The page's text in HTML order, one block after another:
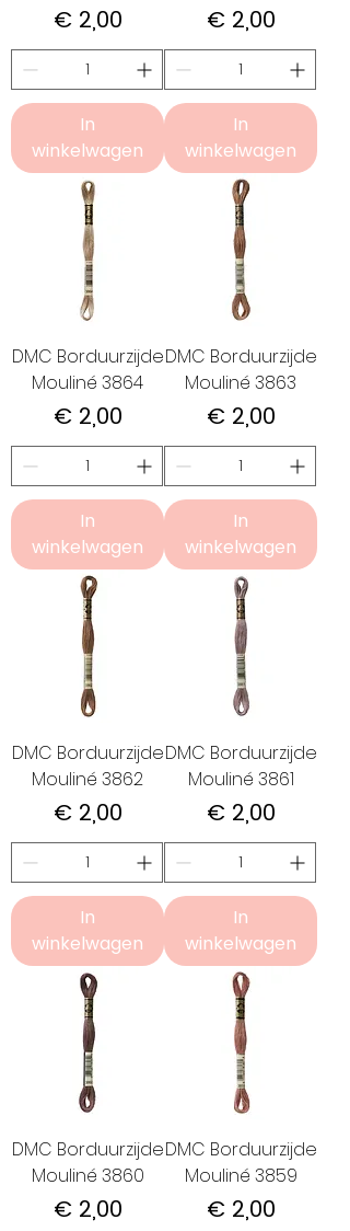
Prijs
€ 2,00
In
winkelwagen
Prijs
€ 2,00
In
winkelwagen
DMC Borduurzijde
Mouliné 3864
Prijs
€ 2,00
In
winkelwagen
DMC Borduurzijde
Mouliné 3863
Prijs
€ 2,00
In
winkelwagen
DMC Borduurzijde
Mouliné 3862
Prijs
€ 2,00
In
winkelwagen
DMC Borduurzijde
Mouliné 3861
Prijs
€ 2,00
In
winkelwagen
DMC Borduurzijde
Mouliné 3860
Prijs
€ 2,00
DMC Borduurzijde
Mouliné 3859
Prijs
€ 2,00